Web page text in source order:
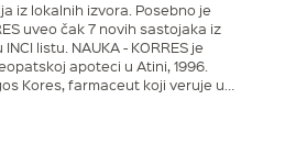
iz lokalnih izvora. Posebno je
uveo čak 7 novih sastojaka iz
listu. NAUKA - KORRES je
apoteci u Atini, 1996.
Kores, farmaceut koji veruje u…